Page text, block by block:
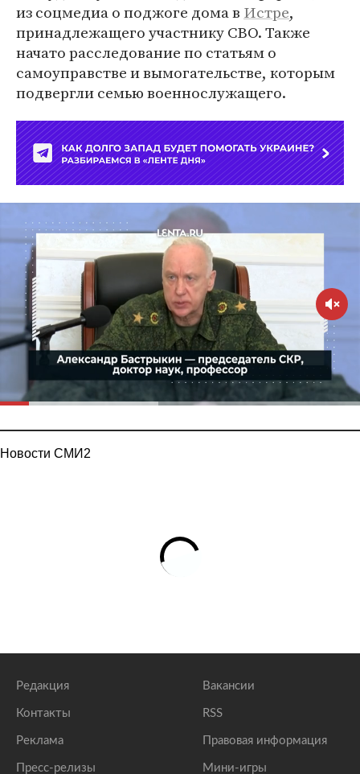
из соцмедиа о поджоге дома в Истре,
принадлежащего участнику СВО. Также
начато расследование по статьям о
самоуправстве и вымогательстве, которым
подвергли семью военнослужащего.
Новости СМИ2
Редакция
Контакты
Реклама
Пресс-релизы
Вакансии
RSS
Правовая информация
Мини-игры